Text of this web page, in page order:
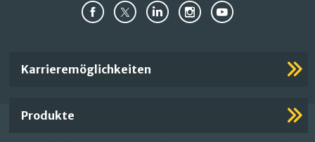
Important
Karrieremöglichkeiten
Produkte